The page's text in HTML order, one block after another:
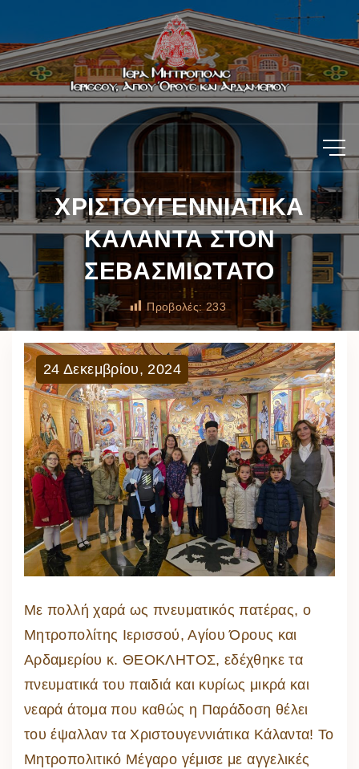
ΧΡΙΣΤΟΥΓΕΝΝΙΑΤΙΚΑ
ΚΑΛΑΝΤΑ ΣΤΟΝ
ΣΕΒΑΣΜΙΩΤΑΤΟ
Προβολές: 233
24 Δεκεμβρίου, 2024
Με πολλή χαρά ως πνευματικός πατέρας, ο
Μητροπολίτης Ιερισσού, Αγίου Όρους και
Αρδαμερίου κ. ΘΕΟΚΛΗΤΟΣ, εδέχθηκε τα
πνευματικά του παιδιά και κυρίως μικρά και
νεαρά άτομα που καθώς η Παράδοση θέλει
του έψαλλαν τα Χριστουγεννιάτικα Κάλαντα! Το
Μητροπολιτικό Μέγαρο γέμισε με αγγελικές